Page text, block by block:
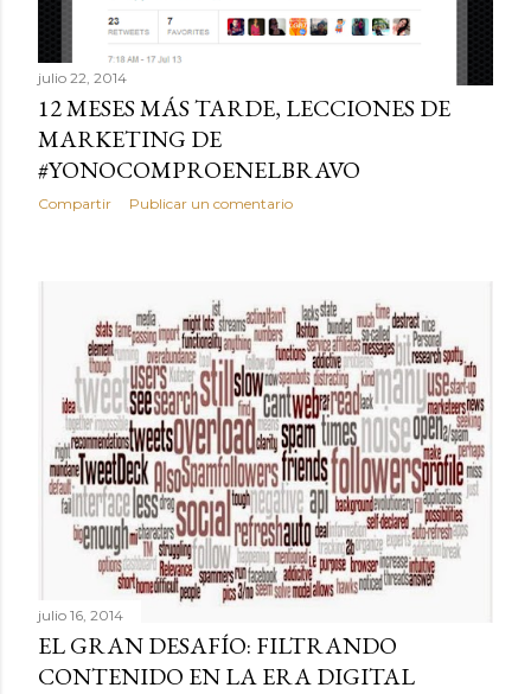
julio 22, 2014
12 MESES MÁS TARDE, LECCIONES DE
MARKETING DE
#YONOCOMPROENELBRAVO
Compartir Publicar un comentario
julio 16, 2014
EL GRAN DESAFÍO: FILTRANDO
CONTENIDO EN LA ERA DIGITAL